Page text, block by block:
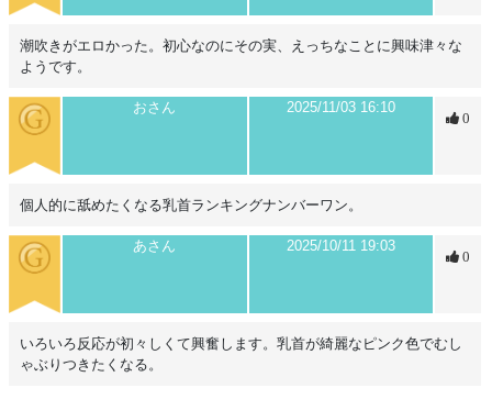
潮吹きがエロかった。初心なのにその実、えっちなことに興味津々な
ようです。
おさん 2025/11/03 16:10
0
個人的に舐めたくなる乳首ランキングナンバーワン。
あさん 2025/10/11 19:03
0
いろいろ反応が初々しくて興奮します。乳首が綺麗なピンク色でむし
ゃぶりつきたくなる。